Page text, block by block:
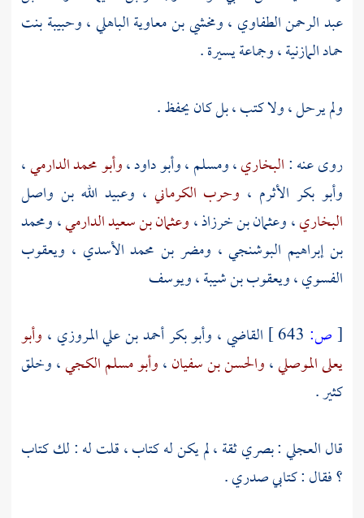
عبد الرحمن الطفاوي ،ومخشي بن معاوية الباهلي،وحبيبة بنت
حماد المازنية، وجماعة يسيرة .
ولم يرحل ، ولا كتب ، بل كان يحفظ .
روى عنه :البخاري،ومسلم،وأبو داود،وأبو محمد الدارمي،
وأبو بكر الأثرم ، وحرب الكرماني ، وعبيد الله بن واصل
البخاري،وعثمان بن خرزاذ،وعثمان بن سعيد الدارمي،ومحمد
بن إبراهيم البوشنجي ، ومضر بن محمد الأسدي ، ويعقوب
الفسوي،ويعقوب بن شيبة،ويوسف
[ص: القاضي، وأبو بكر أحمد بن علي المروزي ، وأبو
يعلى الموصلي،والحسن بن سفيان،وأبو مسلم الكجي، وخلق
كثير .
قالالعجلي: بصري ثقة ، لم يكن له كتاب ، قلت له : لك كتاب
؟ فقال : كتابي صدري .